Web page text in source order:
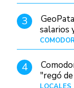
3
salarios
4
"regó